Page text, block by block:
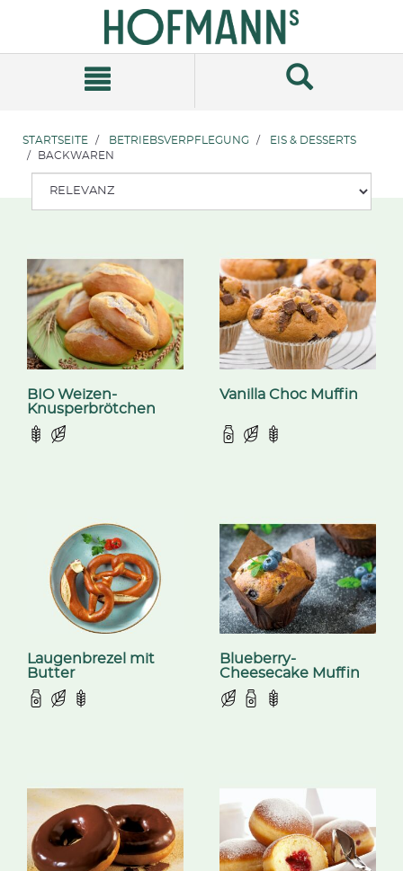
Navigationsmenü
STARTSEITE BETRIEBSVERPFLEGUNG
EIS & DESSERTS
BACKWAREN
BIO Weizen-
Knusperbrötchen
Vanilla Choc Muffin
Laugenbrezel mit
Butter
Blueberry-
Cheesecake Muffin